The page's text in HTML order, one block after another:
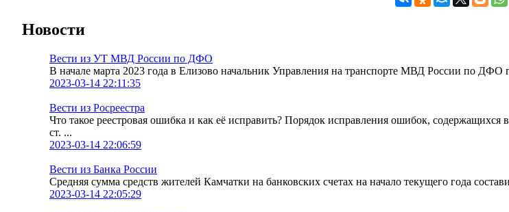
Новости
Вести из УТ МВД России по ДФО
В начале марта 2023 года в Елизово начальник Управления на транспорте МВД России по
2023-03-14 22:11:35
Вести из Росреестра
Что такое реестровая ошибка и как её исправить? Порядок исправления ошибок,
ст. ...
2023-03-14 22:06:59
Вести из Банка России
Средняя сумма средств жителей Камчатки на банковских счетах на начало текущего года
2023-03-14 22:05:29